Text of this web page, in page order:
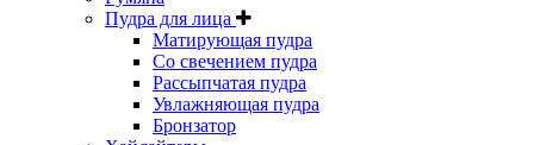
Пудра для лица
Матирующая пудра
Со свечением пудра
Рассыпчатая пудра
Увлажняющая пудра
Бронзатор